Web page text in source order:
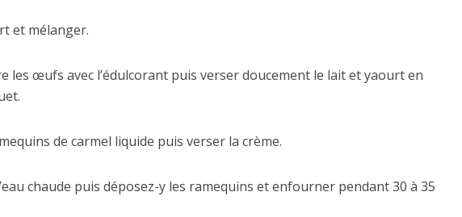
et mélanger.
les œufs avec l’édulcorant puis verser doucement le lait et yaourt en
de carmel liquide puis verser la crème.
chaude puis déposez-y les ramequins et enfourner pendant 30 à 35